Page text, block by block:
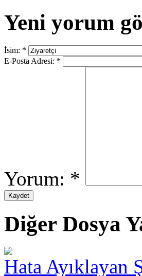
Yeni yorum
İsim: *
E-Posta Adresi: *
Yorum: *
Diğer Dosya
Hata Ayıklayan